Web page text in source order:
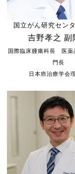
国立がん研究セン
吉野孝之 副
国際臨床腫瘍科長 医薬
門長
日本癌治療学会